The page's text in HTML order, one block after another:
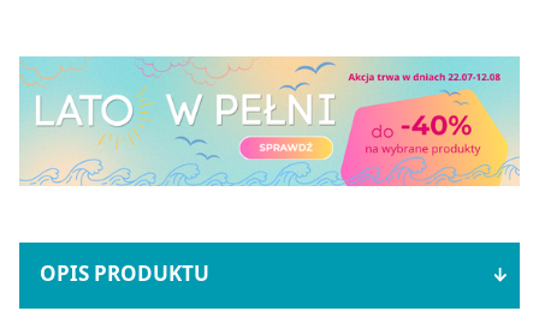
OPIS PRODUKTU